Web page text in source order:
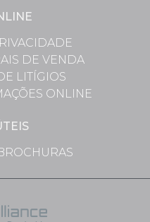
DE VENDA
LITÍGIOS
ONLINE